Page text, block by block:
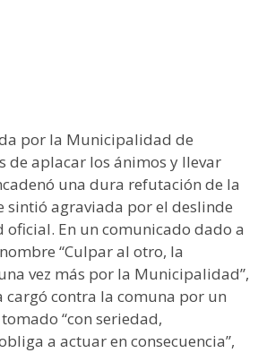
por la Municipalidad de
de aplacar los ánimos y llevar
una dura refutación de la
sintió agraviada por el deslinde
En un comunicado dado a
“Culpar al otro, la
vez más por la Municipalidad”,
contra la comuna por un
“con seriedad,
a actuar en consecuencia”,